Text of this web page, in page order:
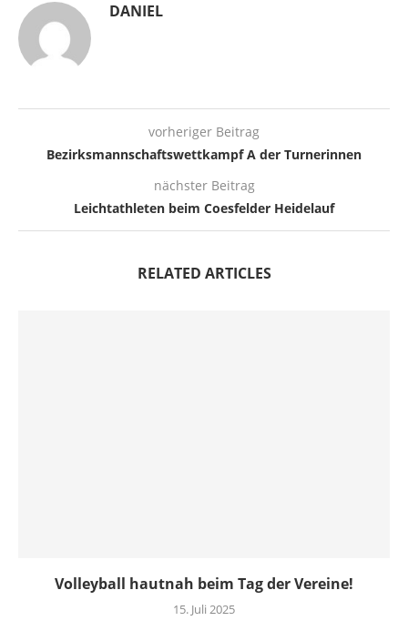
DANIEL
vorheriger Beitrag
Bezirksmannschaftswettkampf A der Turnerinnen
nächster Beitrag
Leichtathleten beim Coesfelder Heidelauf
RELATED ARTICLES
Volleyball hautnah beim Tag der Vereine!
15. Juli 2025